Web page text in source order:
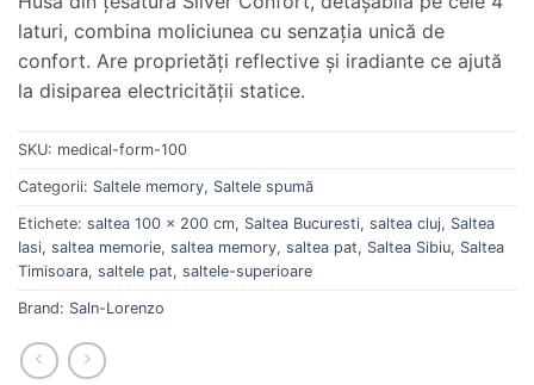
laturi, combina moliciunea cu senzația unică de
confort. Are proprietăți reflective și iradiante ce ajută
la disiparea electricității statice.
SKU: medical-form-100
Categorii: Saltele memory, Saltele spumă
Etichete: saltea 100 x 200 cm, Saltea Bucuresti, saltea cluj, Saltea
Iasi, saltea memorie, saltea memory, saltea pat, Saltea Sibiu, Saltea
Timisoara, saltele pat, saltele-superioare
Brand: Saln-Lorenzo